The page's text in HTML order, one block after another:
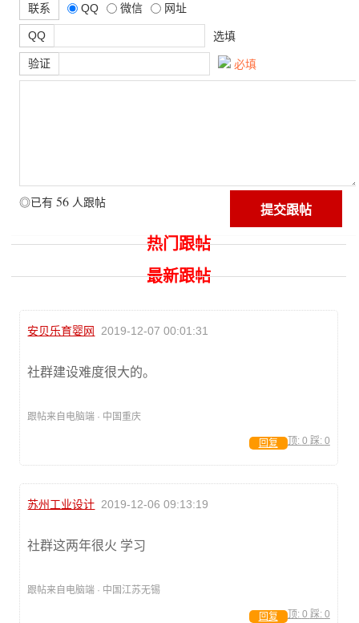
联系 QQ 微信 网址
QQ 选填
验证 必填
◎已有 56 人跟帖
热门跟帖
最新跟帖
安贝乐育婴网 2019-12-07 00:01:31
社群建设难度很大的。
跟帖来自电脑端 · 中国重庆
顶: 0 踩: 0
回复
苏州工业设计 2019-12-06 09:13:19
社群这两年很火 学习
跟帖来自电脑端 · 中国江苏无锡
顶: 0 踩: 0
回复